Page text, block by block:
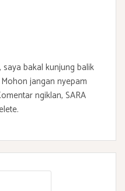
bakal kunjung balik
jangan nyepam
ngiklan, SARA